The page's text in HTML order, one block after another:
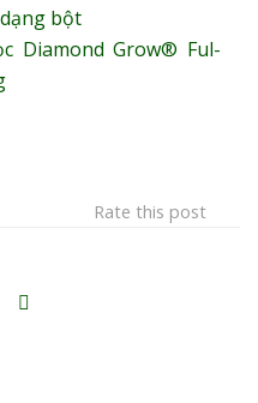
bột
Diamond Grow® Ful-
Rate this post